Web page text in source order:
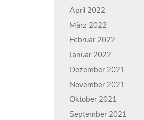
April 2022
März 2022
Februar 2022
Januar 2022
Dezember 2021
November 2021
Oktober 2021
September 2021